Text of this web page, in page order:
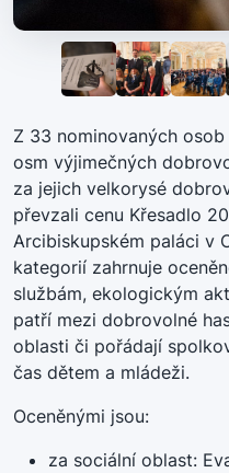
Z 33 nominovaných
osm výjimečných
za jejich velkorysé
převzali cenu Křesadlo
Arcibiskupském paláci v
kategorií zahrnuje
službám, ekologickým
patří mezi dobrovolné
oblasti či pořádají
čas dětem a mládeži.
Oceněnými jsou:
za sociální oblast: